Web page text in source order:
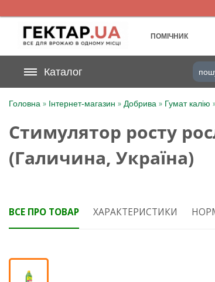
ПОМІЧНИК
UA
На вашому
бонусному рахунку
Помічник
Каталог
Головна » Інтернет-магазин » Добрива » Гумат калію
Стимулятор росту
(Галичина, Україна)
ВСЕ ПРО ТОВАР ХАРАКТЕРИСТИКИ